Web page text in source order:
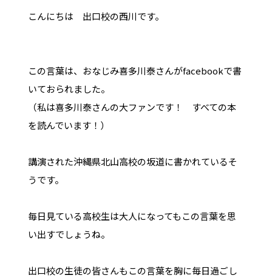
こんにちは 出口校の西川です。
この言葉は、おなじみ喜多川泰さんがfacebookで書
いておられました。
（私は喜多川泰さんの大ファンです！ すべての本
を読んでいます！）
講演された沖縄県北山高校の坂道に書かれているそ
うです。
毎日見ている高校生は大人になってもこの言葉を思
い出すでしょうね。
出口校の生徒の皆さんもこの言葉を胸に毎日過ごし